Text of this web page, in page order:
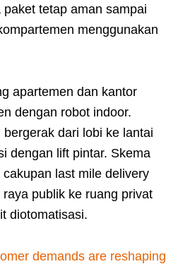
tetap aman sampai
menggunakan
apartemen dan kantor
dengan robot indoor.
dari lobi ke lantai
dengan lift pintar. Skema
last mile delivery
publik ke ruang privat
diotomatisasi.
demands are reshaping